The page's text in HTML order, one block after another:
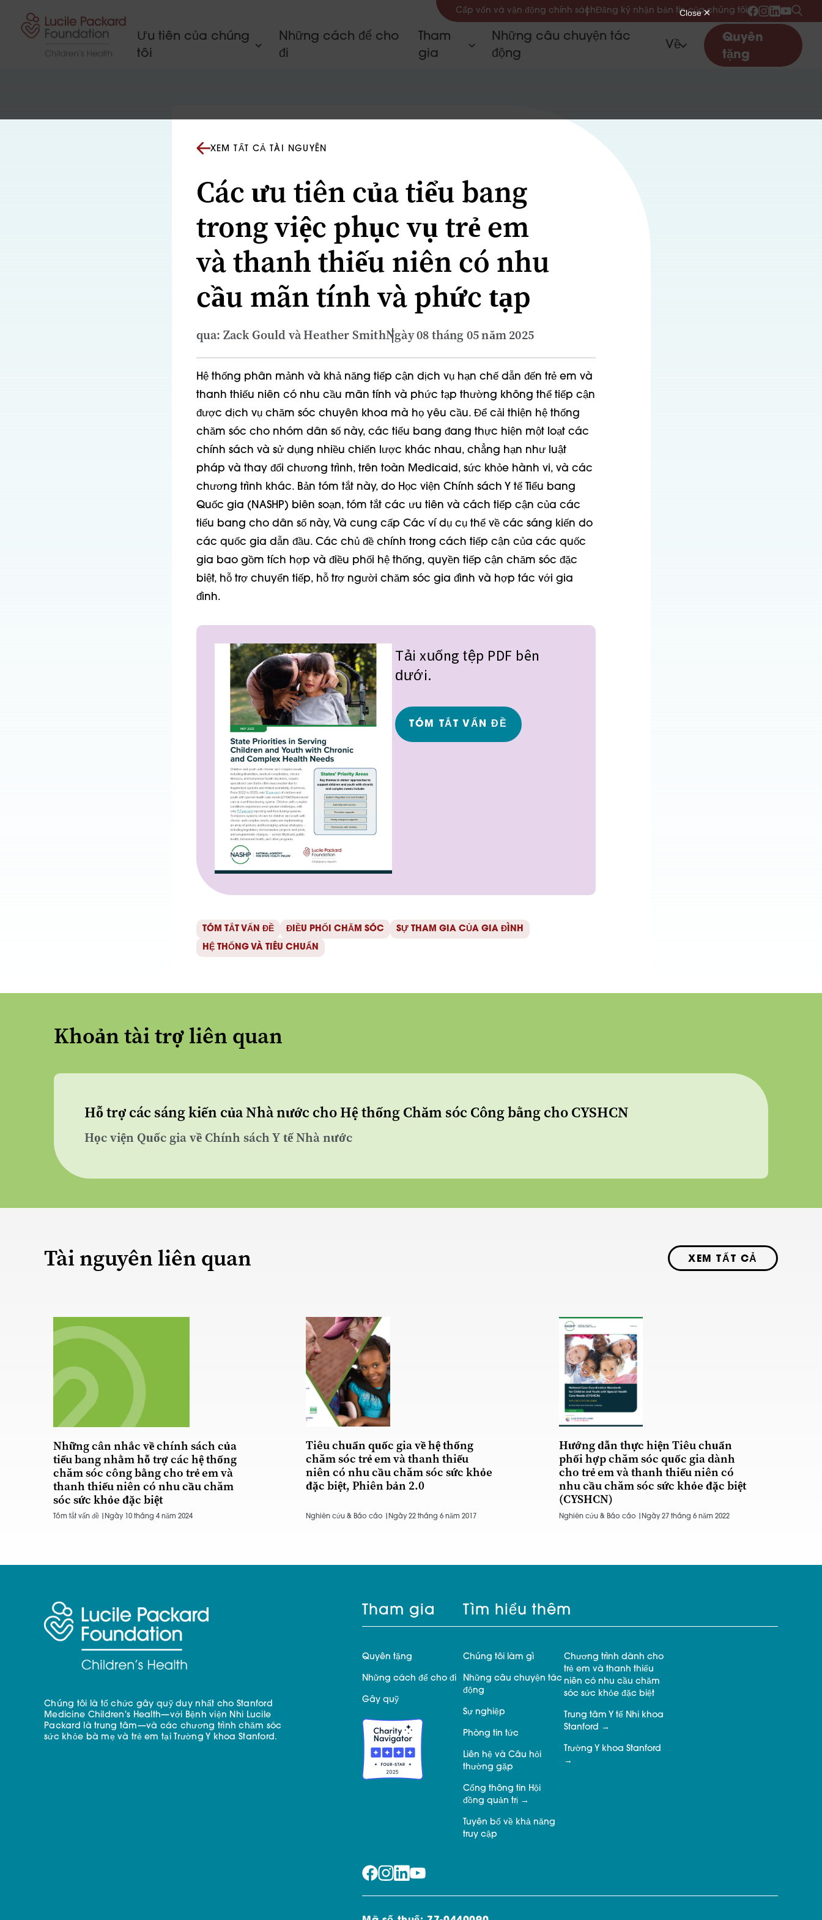
Cấp vốn và vận động chính sáchĐăng ký nhận bản tin của chúng tôi
Ưu tiên của chúng
tôi
Những cách để cho
đi
Tham
gia
Những câu chuyện tác
động
Về
Quyên
tặng
XEM TẤT CẢ TÀI NGUYÊN
Các ưu tiên của tiểu bang
trong việc phục vụ trẻ em
và thanh thiếu niên có nhu
cầu mãn tính và phức tạp
qua: Zack Gould và Heather SmithNgày 08 tháng 05 năm 2025
Hệ thống phân mảnh và khả năng tiếp cận dịch vụ hạn chế dẫn đến trẻ em và
thanh thiếu niên có nhu cầu mãn tính và phức tạp thường không thể tiếp cận
được dịch vụ chăm sóc chuyên khoa mà họ yêu cầu. Để cải thiện hệ thống
chăm sóc cho nhóm dân số này, các tiểu bang đang thực hiện một loạt các
chính sách và sử dụng nhiều chiến lược khác nhau, chẳng hạn như luật
pháp và thay đổi chương trình, trên toàn Medicaid, sức khỏe hành vi, và các
chương trình khác. Bản tóm tắt này, do Học viện Chính sách Y tế Tiểu bang
Quốc gia (NASHP) biên soạn, tóm tắt các ưu tiên và cách tiếp cận của các
tiểu bang cho dân số này, Và cung cấp Các ví dụ cụ thể về các sáng kiến do
các quốc gia dẫn đầu. Các chủ đề chính trong cách tiếp cận của các quốc
gia bao gồm tích hợp và điều phối hệ thống, quyền tiếp cận chăm sóc đặc
biệt, hỗ trợ chuyển tiếp, hỗ trợ người chăm sóc gia đình và hợp tác với gia
đình.
Tải xuống tệp PDF bên
dưới.
TÓM TẮT VẤN ĐỀ
TÓM TẮT VẤN ĐỀ ĐIỀU PHỐI CHĂM SÓC
SỰ THAM GIA CỦA GIA ĐÌNH
HỆ THỐNG VÀ TIÊU CHUẨN
Khoản tài trợ liên quan
Hỗ trợ các sáng kiến của Nhà nước cho Hệ thống Chăm sóc Công bằng cho CYSHCN
Học viện Quốc gia về Chính sách Y tế Nhà nước
Tài nguyên liên quan XEM TẤT CẢ
Những cân nhắc về chính sách của
tiểu bang nhằm hỗ trợ các hệ thống
chăm sóc công bằng cho trẻ em và
thanh thiếu niên có nhu cầu chăm
sóc sức khỏe đặc biệt
Tóm tắt vấn đề | Ngày 10 tháng 4 năm 2024
Tiêu chuẩn quốc gia về hệ thống
chăm sóc trẻ em và thanh thiếu
niên có nhu cầu chăm sóc sức khỏe
đặc biệt, Phiên bản 2.0
Nghiên cứu & Báo cáo |Ngày 22 tháng 6 năm 2017
Hướng dẫn thực hiện Tiêu chuẩn
phối hợp chăm sóc quốc gia dành
cho trẻ em và thanh thiếu niên có
nhu cầu chăm sóc sức khỏe đặc biệt
(CYSHCN)
Nghiên cứu & Báo cáo | Ngày 27 tháng 6 năm 2022
Chúng tôi là tổ chức gây quỹ duy nhất cho Stanford
Medicine Children's Health—với Bệnh viện Nhi Lucile
Packard là trung tâm—và các chương trình chăm sóc
sức khỏe bà mẹ và trẻ em tại Trường Y khoa Stanford.
Tham gia
Quyên tặng
Những cách để cho đi
Gây quỹ
Tìm hiểu thêm
Chúng tôi làm gì
Những câu chuyện tác
động
Sự nghiệp
Phòng tin tức
Liên hệ và Câu hỏi
thường gặp
Cổng thông tin Hội
đồng quản trị
Tuyên bố về khả năng
truy cập
Chương trình dành cho
trẻ em và thanh thiếu
niên có nhu cầu chăm
sóc sức khỏe đặc biệt
Trung tâm Y tế Nhi khoa
Stanford
Trường Y khoa Stanford